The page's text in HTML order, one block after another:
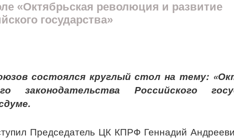
«Октябрьская революция и развитие
государства»
состоялся круглый стол на тему:
Российского
Председатель ЦК КПРФ Геннадий